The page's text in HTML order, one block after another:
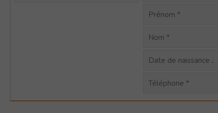
Il est fortement recommandé de vérifier
Les informations et/ou documents
L’utilisation des informations et/ou
L’EDITEUR ne pourra en aucun cas
informations et/ou documents disponibles
L’éditeur s’efforce de permettre l’accès
sous réserve des éventuelles pannes et